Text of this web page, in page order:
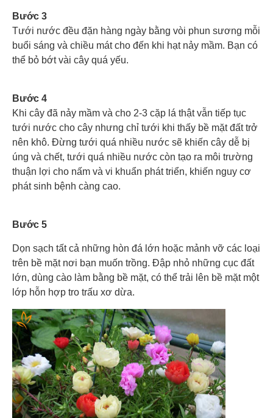
Bước 3
Tưới nước đều đặn hàng ngày bằng vòi phun sương mỗi
buổi sáng và chiều mát cho đến khi hạt nảy mầm. Bạn có
thể bỏ bớt vài cây quá yếu.
Bước 4
Khi cây đã nảy mầm và cho 2-3 cặp lá thật vẫn tiếp tục
tưới nước cho cây nhưng chỉ tưới khi thấy bề mặt đất trở
nên khô. Đừng tưới quá nhiều nước sẽ khiến cây dễ bị
úng và chết, tưới quá nhiều nước còn tạo ra môi trường
thuận lợi cho nấm và vi khuẩn phát triển, khiến nguy cơ
phát sinh bệnh càng cao.
Bước 5
Dọn sạch tất cả những hòn đá lớn hoặc mảnh vỡ các loại
trên bề mặt nơi bạn muốn trồng. Đập nhỏ những cục đất
lớn, dùng cào làm bằng bề mặt, có thể trải lên bề mặt một
lớp hỗn hợp tro trấu xơ dừa.